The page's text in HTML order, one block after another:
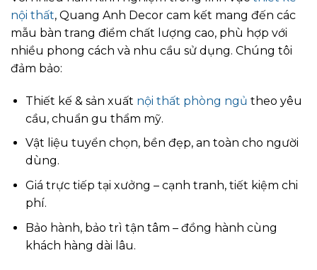
nội thất, Quang Anh Decor cam kết mang đến các
mẫu bàn trang điểm chất lượng cao, phù hợp với
nhiều phong cách và nhu cầu sử dụng. Chúng tôi
đảm bảo:
Thiết kế & sản xuất nội thất phòng ngủ theo yêu
cầu, chuẩn gu thẩm mỹ.
Vật liệu tuyển chọn, bền đẹp, an toàn cho người
dùng.
Giá trực tiếp tại xưởng – cạnh tranh, tiết kiệm chi
phí.
Bảo hành, bảo trì tận tâm – đồng hành cùng
khách hàng dài lâu.